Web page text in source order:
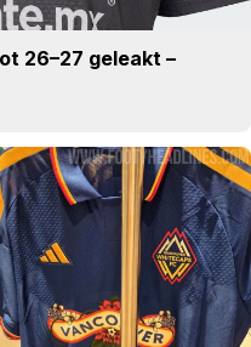
26–27 geleakt –